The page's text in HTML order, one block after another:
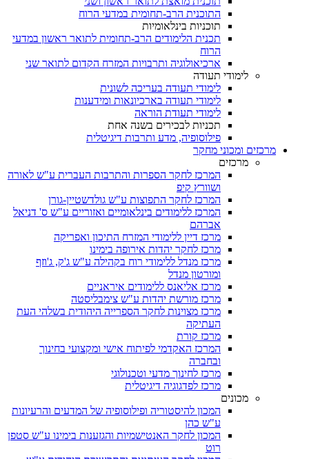
התוכנית הרב-תחומית במדעי הרוח
תוכניות בינלאומיות
תכנית הלימודים הרב-תחומית לתואר ראשון במדעי
הרוח
ארכיאולוגיה ותרבויות המזרח הקדום לתואר שני
לימודי תעודה
לימודי תעודה בעריכה לשונית
לימודי תעודה בארכיונאות ומידענות
לימודי תעודת הוראה
תכניות לבכירים בשנה אחת
פילוסופיה, מדע ותרבות דיגיטלית
מרכזים ומכוני מחקר
מרכזים
המרכז לחקר הספרות והתרבות העברית ע"ש לאורה
ושוורץ קיפ
המרכז לחקר התפוצות ע"ש גולדשטיין-גורן
המרכז ללימודים בינלאומיים ואזוריים ע"ש ס' דניאל
אברהם
מרכז דיין ללימודי המזרח התיכון ואפריקה
מרכז לחקר יהדות אירופה בימינו
מרכז מנדל ללימודי רוח בקהילה ע"ש ג'ק, ג'וזף
ומורטון מנדל
מרכז אליאנס ללימודים איראניים
מרכז מורשת יהדות ע"ש צימבליסטה
מרכז מצוינות לחקר הספרייה היהודית בשלהי העת
העתיקה
מרכז קורת
המרכז האקדמי לפיתוח אישי ומקצועי בחינוך
ובחברה
מרכז לחינוך מדעי וטכנולוגי
מרכז לפדגוגיה דיגיטלית
מכונים
המכון להיסטוריה ופילוסופיה של המדעים והרעיונות
ע"ש כהן
המכון לחקר האנטישמיות והגזענות בימינו ע"ש סטפן
רוט